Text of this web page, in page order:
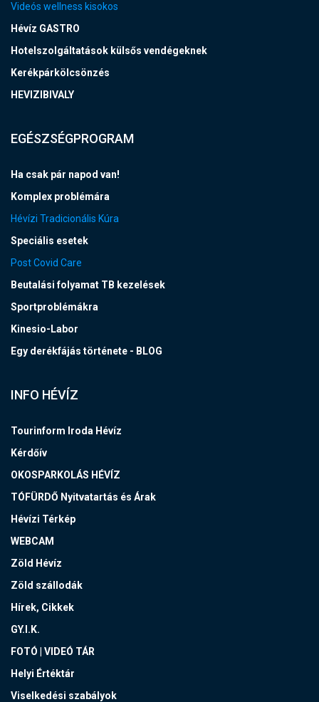
Videós wellness kisokos
Hévíz GASTRO
Hotelszolgáltatások külsős vendégeknek
Kerékpárkölcsönzés
HEVIZIBIVALY
EGÉSZSÉGPROGRAM
Ha csak pár napod van!
Komplex problémára
Hévízi Tradicionális Kúra
Speciális esetek
Post Covid Care
Beutalási folyamat TB kezelések
Sportproblémákra
Kinesio-Labor
Egy derékfájás története - BLOG
INFO HÉVÍZ
Tourinform Iroda Hévíz
Kérdőív
OKOSPARKOLÁS HÉVÍZ
TÓFÜRDŐ Nyitvatartás és Árak
Hévízi Térkép
WEBCAM
Zöld Hévíz
Zöld szállodák
Hírek, Cikkek
GY.I.K.
FOTÓ | VIDEÓ TÁR
Helyi Értéktár
Viselkedési szabályok